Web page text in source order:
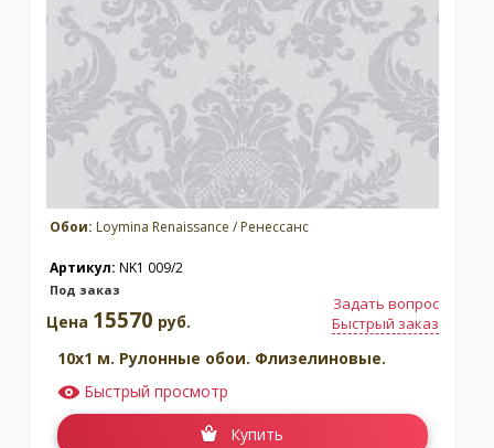
Обои: Loymina Renaissance / Ренессанс
Артикул: NK1 009/2
Под заказ
Задать вопрос
Быстрый заказ
Цена 15570 руб.
10x1 м. Рулонные обои. Флизелиновые.
Быстрый просмотр
Купить